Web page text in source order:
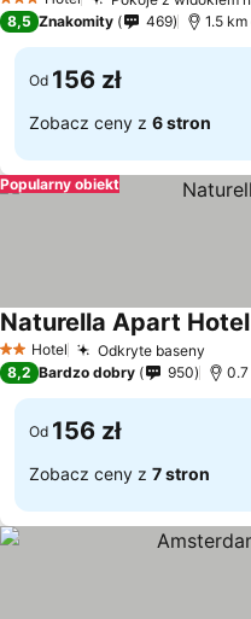
3 Kategoria
8,5 Znakomity 469 1.5
Od 156 zł
Zobacz ceny z 6 stron
Popularny obiekt
2 Kategoria
Hotel Odkryte baseny
Naturella Apart Hotel
8,2 Bardzo dobry 950 0.7
Od 156 zł
Zobacz ceny z 7 stron